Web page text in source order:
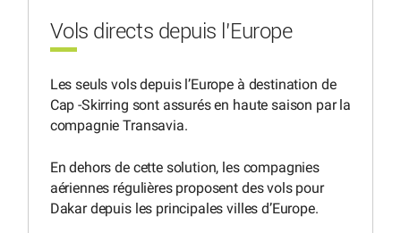
Vols directs depuis l’Europe
Les seuls vols depuis l’Europe à destination de
Cap -Skirring sont assurés en haute saison par la
compagnie Transavia.
En dehors de cette solution, les compagnies
aériennes régulières proposent des vols pour
Dakar depuis les principales villes d’Europe.